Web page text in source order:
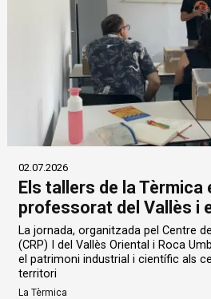
02.07.2026
Els tallers de la Tèrmica
professorat del Vallès i
La jornada, organitzada pel Centre
(CRP) I del Vallès Oriental i Roca
el patrimoni industrial i científic als
territori
La Tèrmica